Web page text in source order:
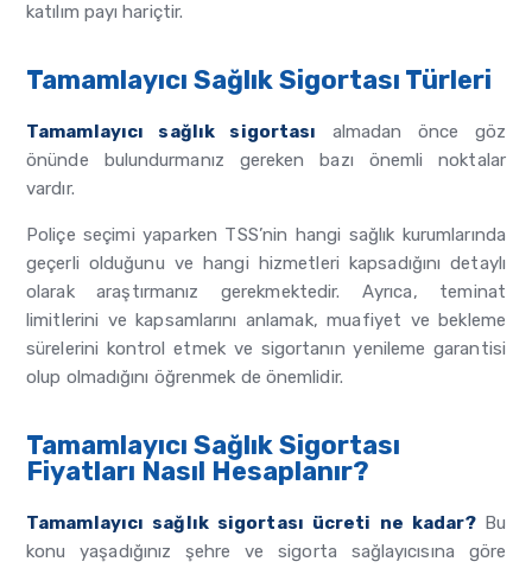
katılım payı hariçtir.
Tamamlayıcı Sağlık Sigortası Türleri
Tamamlayıcı sağlık sigortası almadan önce göz
önünde bulundurmanız gereken bazı önemli noktalar
vardır.
Poliçe seçimi yaparken TSS’nin hangi sağlık kurumlarında
geçerli olduğunu ve hangi hizmetleri kapsadığını detaylı
olarak araştırmanız gerekmektedir. Ayrıca, teminat
limitlerini ve kapsamlarını anlamak, muafiyet ve bekleme
sürelerini kontrol etmek ve sigortanın yenileme garantisi
olup olmadığını öğrenmek de önemlidir.
Tamamlayıcı Sağlık Sigortası
Fiyatları Nasıl Hesaplanır?
Tamamlayıcı sağlık sigortası ücreti ne kadar? Bu
konu yaşadığınız şehre ve sigorta sağlayıcısına göre